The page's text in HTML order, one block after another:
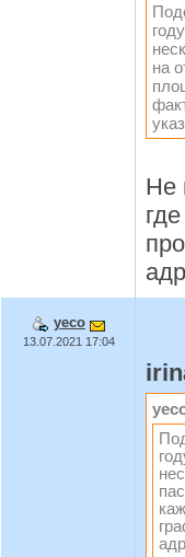
на
Не
yeco
13.07.2021 17:04